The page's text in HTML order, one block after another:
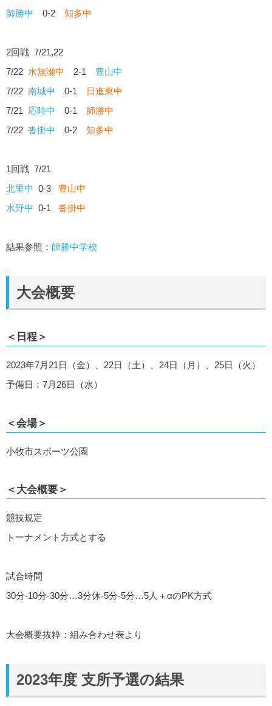
師勝中
0-2 知多中
2回戦 7/21,22
7/22 水無瀬中 2-1 豊山中
7/22 南城中 0-1
日進東中
7/21 応時中 0-1 師勝中
7/22 沓掛中 0-2 知多中
1回戦 7/21
北里中 0-3
豊山中
水野中 0-1 沓掛中
結果参照： 師勝中学校
大会概要
＜日程＞
2023年7月21日（金）、22日（土）、24日（月）、25日（火）
予備日：7月26日（水）
＜会場＞
小牧市スポーツ公園
＜大会概要＞
競技規定
トーナメント方式とする
試合時間
30分-10分-30分…3分休-5分-5分…5人＋αのPK方式
大会概要抜粋：組み合わせ表より
2023年度 支所予選の結果